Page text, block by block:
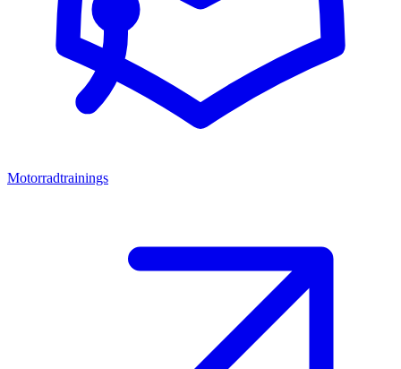
Motorradtrainings